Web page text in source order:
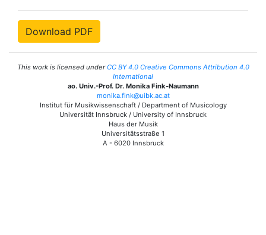
Download PDF
This work is licensed underCC BY 4.0 Creative Commons Attribution 4.0
International
ao. Univ.-Prof. Dr. Monika Fink-Naumann
monika.fink@uibk.ac.at
Institut für Musikwissenschaft / Department of Musicology
Universität Innsbruck / University of Innsbruck
Haus der Musik
Universitätsstraße 1
A - 6020 Innsbruck